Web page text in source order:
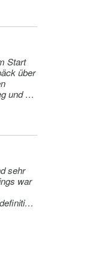
über
und hat
sehr
war